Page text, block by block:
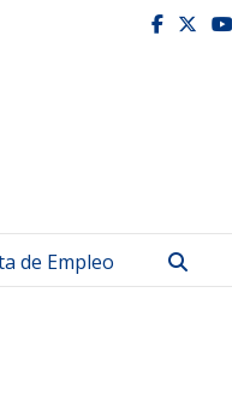
de Empleo